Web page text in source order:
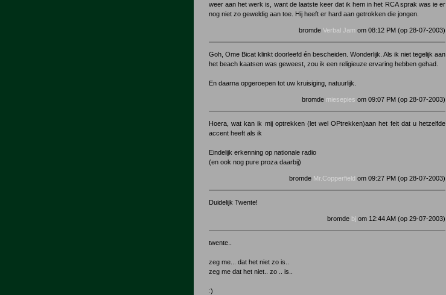
weer aan het werk is, want de laatste keer dat ik hem in het RCA sprak was ie er
nog niet zo geweldig aan toe. Hij heeft er hard aan getrokken die jongen.
bromde Verbal Jam om 08:12 PM (op 28-07-2003)
Goh, Ome Bicat klinkt doorleefd én bescheiden. Wonderlijk. Als ik niet tegelijk aan
het beach kaatsen was geweest, zou ik een religieuze ervaring hebben gehad.
En daarna opgeroepen tot uw kruisiging, natuurlijk.
bromde miesepies om 09:07 PM (op 28-07-2003)
Hoera, wat kan ik mij optrekken (let wel OPtrekken)aan het feit dat u hetzelfde
accent heeft als ik
Eindelijk erkenning op nationale radio
(en ook nog pure proza daarbij)
bromde Mr.Copperfield om 09:27 PM (op 28-07-2003)
Duidelijk Twente!
bromde bj om 12:44 AM (op 29-07-2003)
twente..
zeg me... dat het niet zo is..
zeg me dat het niet.. zo .. is..
:)